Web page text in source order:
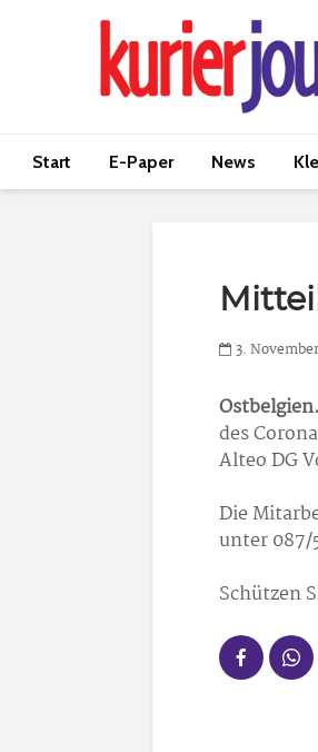
Start E-Paper News
3.
des
Alteo DG
Die
unter 087/
Schützen